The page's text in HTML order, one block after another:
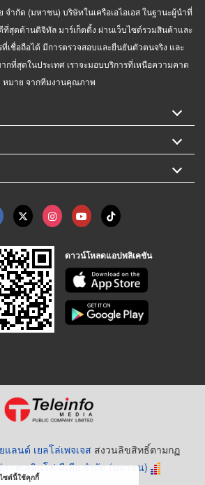
จำกัด (มหาชน) บริษัทในเครือเอไอเอส ในฐานะผู้นำที่
สุดด้านดิจิทัล มาร์เก็ตติ้ง ผ่านเว็บไซต์รวมสินค้าและ
เชื่อถือได้ มีการตรวจสอบและยืนยันตัวตนจริง และ
ที่สุดในประเทศ เราจะมอบบริการที่เหนือความคาด
หมาย จากทีมงานคุณภาพ
ดาวน์โหลดแอปพลิเคชัน
แลนด์ เยลโล่เพจเจส สงวนลิขสิทธิ์ตามกฏ
เทเลอินโฟ มีเดีย จำกัด (มหาชน)
ซต์นี้ใช้คุกกี้